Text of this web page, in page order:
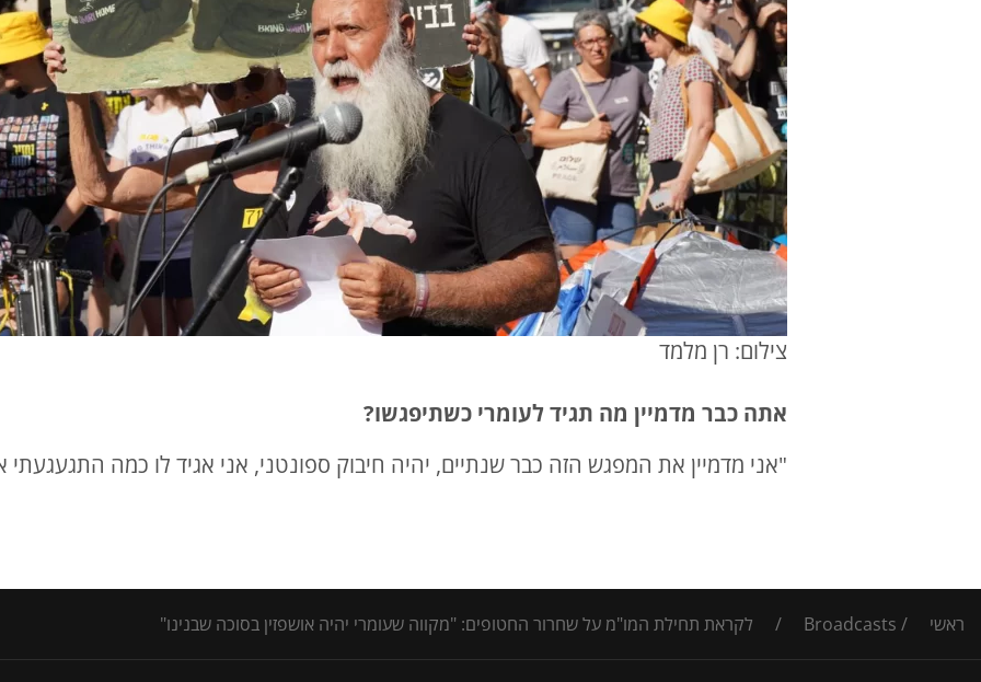
צילום: רן מלמד
אתה כבר מדמיין מה תגיד לעומרי כשתיפגשו?
"אני מדמיין את המפגש הזה כבר שנתיים, יהיה חיבוק ספונטני, אני אגיד לו כמה התגעגעתי
ראשי /
Broadcasts
/ לקראת תחילת המו"מ על שחרור החטופים: "מקווה שעומרי יהיה אושפזין בסוכה שבנינו"